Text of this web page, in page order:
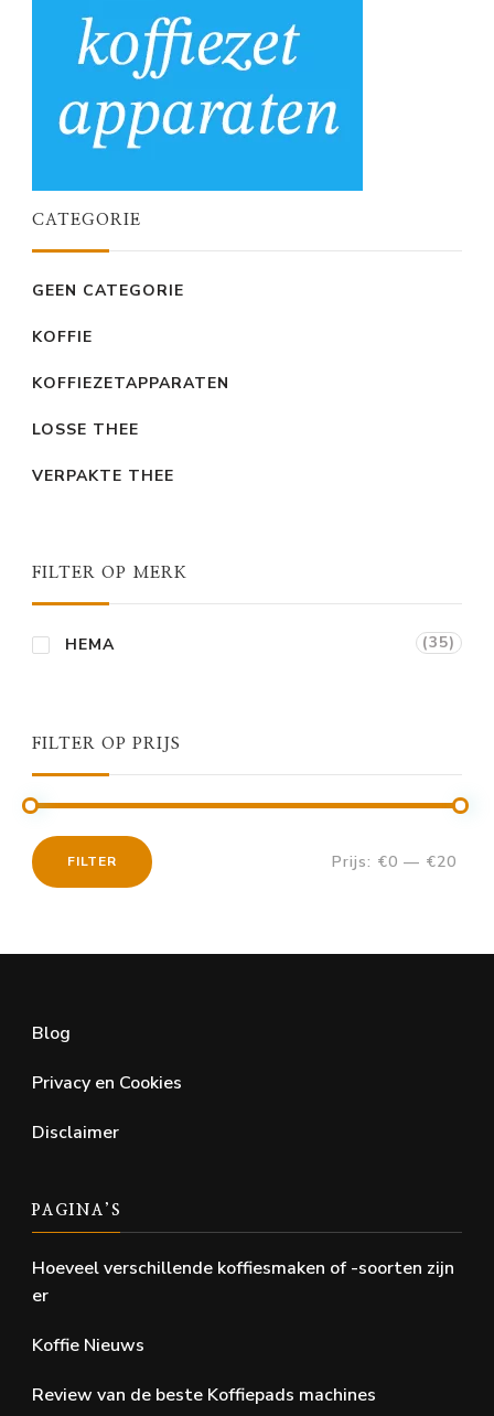
CATEGORIE
GEEN CATEGORIE
KOFFIE
KOFFIEZETAPPARATEN
LOSSE THEE
VERPAKTE THEE
FILTER OP MERK
HEMA (35)
FILTER OP PRIJS
FILTER Prijs: €0 — €20
Blog
Privacy en Cookies
Disclaimer
PAGINA’S
Hoeveel verschillende koffiesmaken of -soorten zijn
er
Koffie Nieuws
Review van de beste Koffiepads machines